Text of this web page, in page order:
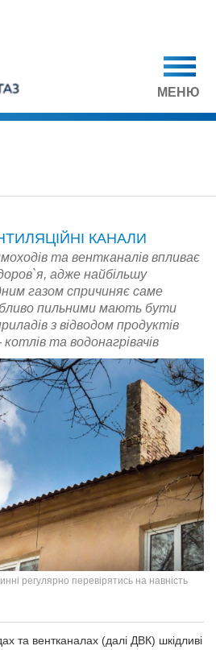
МЕНЮ
КАНАЛИ
та вентканалів впливає
адже найбільшу
газом спричиняє саме
пильними мають бути
з відводом продуктів
та водонагрівачів
регулярно перевірятись на навність
та вентканалах (далі ДВК) шкідливі